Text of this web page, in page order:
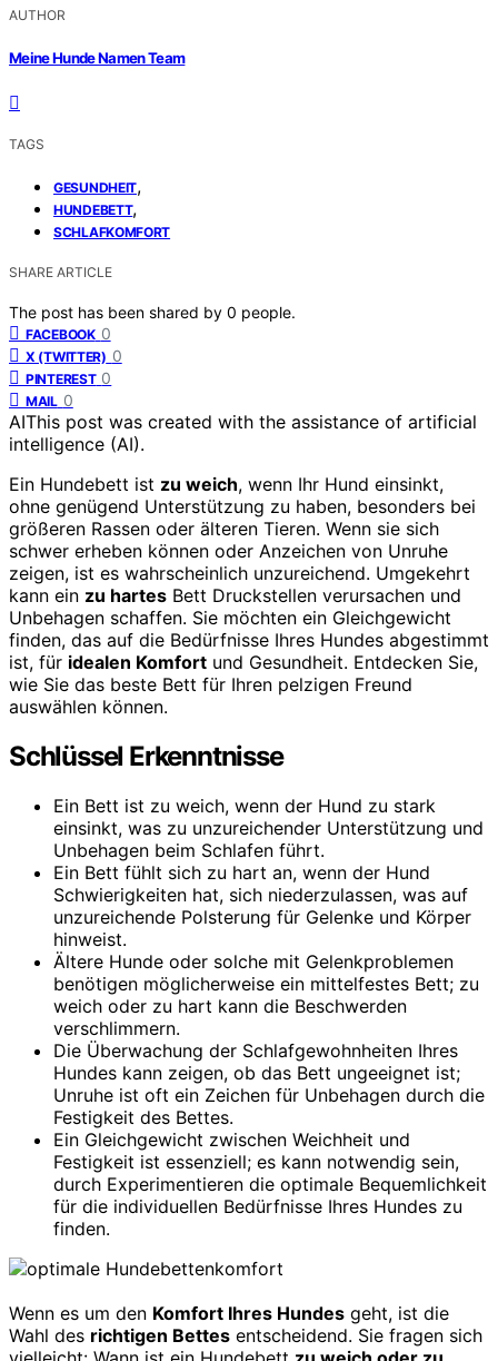
AUTHOR
Meine Hunde Namen Team
TAGS
GESUNDHEIT,
HUNDEBETT,
SCHLAFKOMFORT
SHARE ARTICLE
The post has been shared by 0 people.
FACEBOOK 0
X (TWITTER) 0
PINTEREST 0
MAIL 0
AIThis post was created with the assistance of artificial
intelligence (AI).
Ein Hundebett ist zu weich, wenn Ihr Hund einsinkt,
ohne genügend Unterstützung zu haben, besonders bei
größeren Rassen oder älteren Tieren. Wenn sie sich
schwer erheben können oder Anzeichen von Unruhe
zeigen, ist es wahrscheinlich unzureichend. Umgekehrt
kann ein zu hartes Bett Druckstellen verursachen und
Unbehagen schaffen. Sie möchten ein Gleichgewicht
finden, das auf die Bedürfnisse Ihres Hundes abgestimmt
ist, für idealen Komfort und Gesundheit. Entdecken Sie,
wie Sie das beste Bett für Ihren pelzigen Freund
auswählen können.
Schlüssel Erkenntnisse
Ein Bett ist zu weich, wenn der Hund zu stark
einsinkt, was zu unzureichender Unterstützung und
Unbehagen beim Schlafen führt.
Ein Bett fühlt sich zu hart an, wenn der Hund
Schwierigkeiten hat, sich niederzulassen, was auf
unzureichende Polsterung für Gelenke und Körper
hinweist.
Ältere Hunde oder solche mit Gelenkproblemen
benötigen möglicherweise ein mittelfestes Bett; zu
weich oder zu hart kann die Beschwerden
verschlimmern.
Die Überwachung der Schlafgewohnheiten Ihres
Hundes kann zeigen, ob das Bett ungeeignet ist;
Unruhe ist oft ein Zeichen für Unbehagen durch die
Festigkeit des Bettes.
Ein Gleichgewicht zwischen Weichheit und
Festigkeit ist essenziell; es kann notwendig sein,
durch Experimentieren die optimale Bequemlichkeit
für die individuellen Bedürfnisse Ihres Hundes zu
finden.
Wenn es um den Komfort Ihres Hundes geht, ist die
Wahl des richtigen Bettes entscheidend. Sie fragen sich